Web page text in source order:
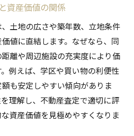
見極めるお得な物件の条件
産価値を両立させる選択法
築の資産価値比較ポイント
のリスクを査定で回避するコ
査定を活用した資産価値維持
資産価値の関係
土地の広さや築年数、立地条件
値に直結します。なぜなら、同
離や周辺施設の充実度により価
例えば、学区や買い物の利便性
も安定しやすい傾向がありま
理解し、不動産査定で適切に評
資産価値を見極めやすくなりま